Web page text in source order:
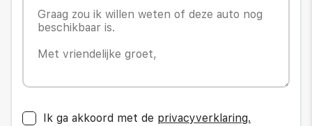
Ik ga akkoord met de privacyverklaring.